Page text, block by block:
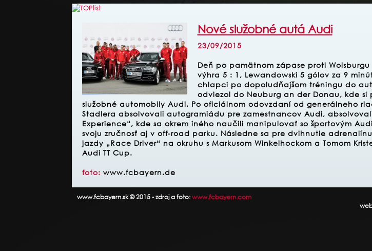
Nové služobné autá Audi
23/09/2015
Deň po pamätnom zápase proti Wolsburgu
výhra 5 : 1, Lewandowski 5 gólov za 9
chlapci po dopoludňajšom tréningu do
odviezol do Neuburg an der Donau, kde si
služobné automobily Audi. Po oficiálnom odovzdaní od generálneho
Stadlera absolvovali autogramiádu pre zamestnancov Audi,
Experience“, kde sa okrem iného naučili manipulovať so športovým
svoju zručnosť aj v off-road parku. Následne sa pre dvihnutie
jazdy „Race Driver“ na okruhu s Markusom Winkelhockom a Tomom
Audi TT Cup.
foto: www.fcbayern.de
www.fcbayern.sk © 2015 - zdroj a foto:www.fcbayern.com